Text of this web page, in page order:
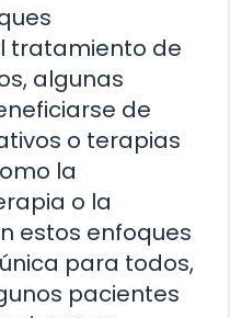
tratamiento de
algunas
de
o terapias
la
o la
estos enfoques
para todos,
pacientes